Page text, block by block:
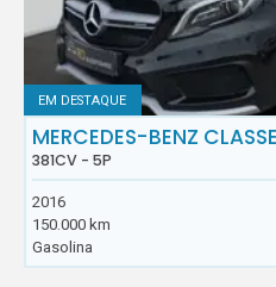
EM DESTAQUE
MERCEDES-BENZ
381CV - 5P
2016
150.000 km
Gasolina